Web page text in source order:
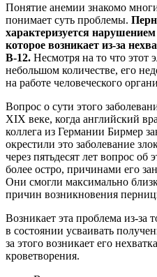
Понятие анемии знакомо
понимает суть проблемы.
характеризуется
которое возникает из-за
В-12. Несмотря на то что этот
небольшом количестве, его
на работе человеческого
Вопрос о сути этого
ХIX веке, когда английский
коллега из Германии Бирмер
окрестили это заболевание
через пятьдесят лет вопрос об
более остро, причинами его
Они смогли максимально
причин возникновения
Возникает эта проблема из-за
в состоянии усваивать
за этого возникает его
кроветворения.